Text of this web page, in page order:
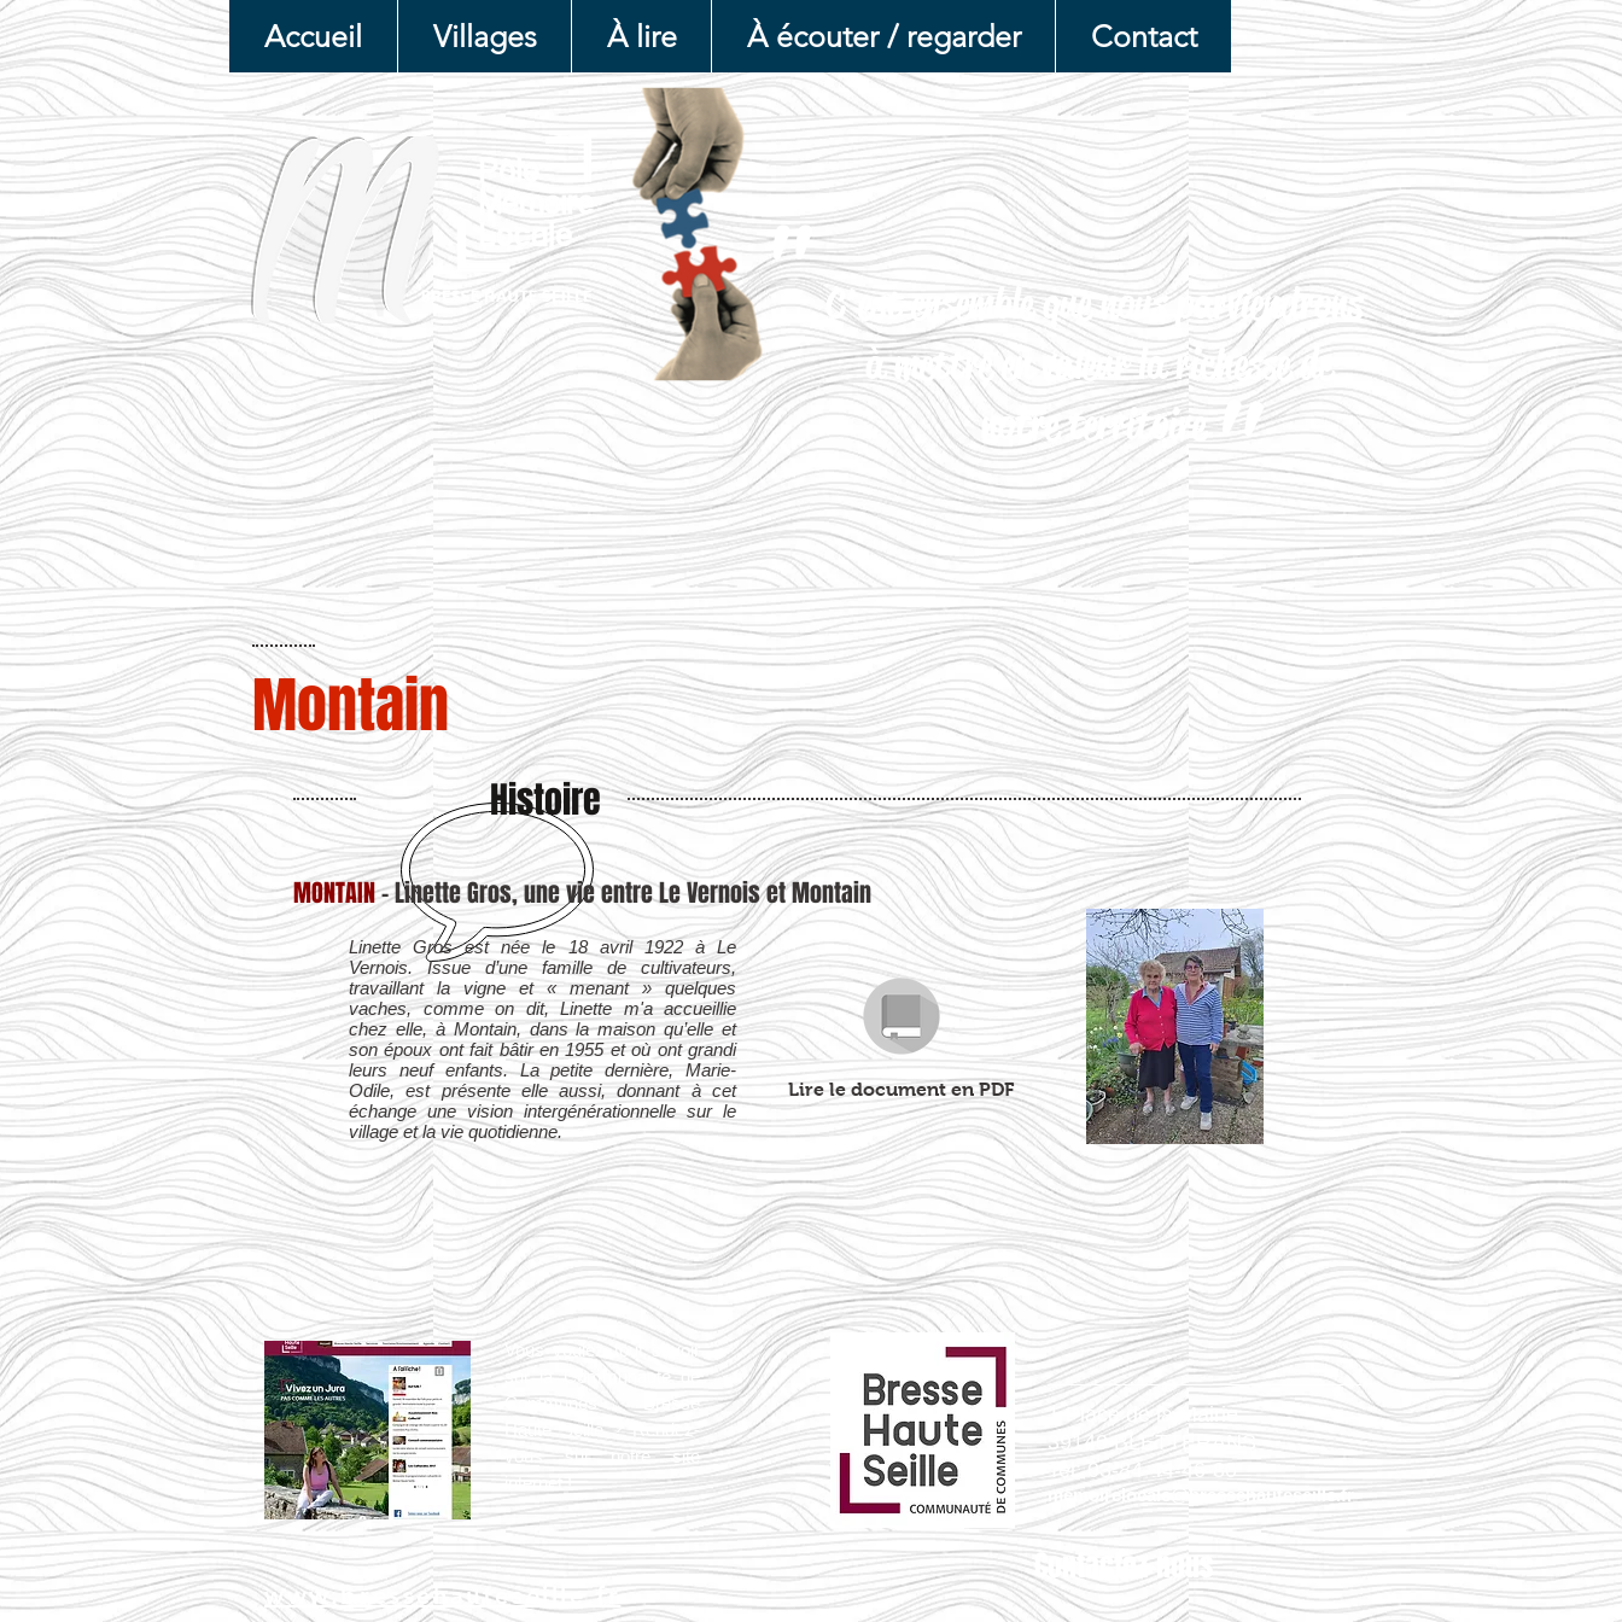
Accueil Villages À lire À écouter / regarder Contact
C'est ensemble que nous parviendrons
à mettre en valeurla richessede
notreterritoire
"
"
Montain
Histoire
MONTAIN- Linette Gros, une vie entre Le Vernois et Montain
Linette Gros est née le 18 avril 1922 à Le
Vernois. Issue d’une famille de cultivateurs,
travaillant la vigne et « menant » quelques
vaches, comme on dit, Linette m'a accueillie
chez elle, à Montain, dans la maison qu’elle et
son époux ont fait bâtir en 1955 et où ont grandi
leurs neuf enfants. La petite dernière, Marie-
Odile, est présente elle aussi, donnant à cet
échange une vision intergénérationnelle sur le
village et la vie quotidienne.
Lire le document en PDF
Vous voulez tout savoir
sur la Communauté de
Communes Bresse
Haute Seille ? Rendez-
vous sur notre site
www.bressehauteseille.fr
1 Place de la Mairie
39140 BLETTERANS
Tel: 03-84-44-46-80
memoirelocale@bressehauteseille.fr
Contactez-nous